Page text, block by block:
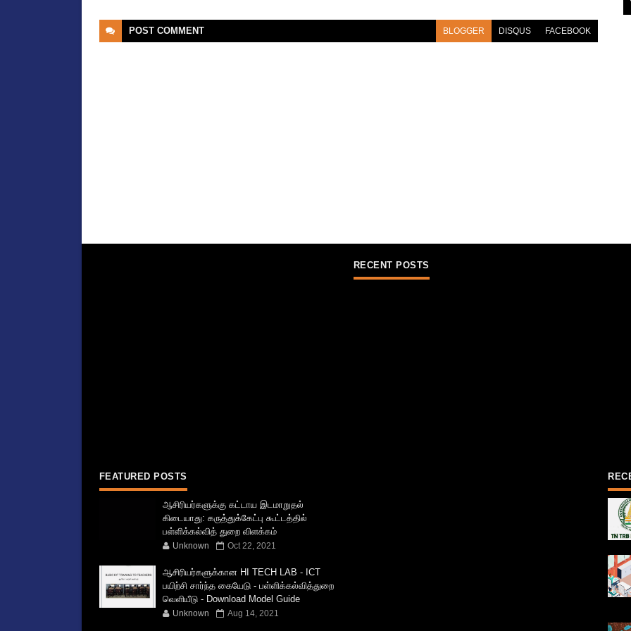
POST COMMENT BLOGGER DISQUS FACEBOOK
FEATURED POSTS
ஆசிரியர்களுக்கு கட்டாய இடமாறுதல்
கிடையாது: கருத்துக்கேட்பு கூட்டத்தில்
பள்ளிக்கல்வித் துறை விளக்கம்
Unknown Oct 22, 2021
ஆசிரியர்களுக்கான HI TECH LAB - ICT
பயிற்சி சார்ந்த கையேடு - பள்ளிக்கல்வித்துறை
வெளியீடு - Download Model Guide
Unknown Aug 14, 2021
RECENT POSTS